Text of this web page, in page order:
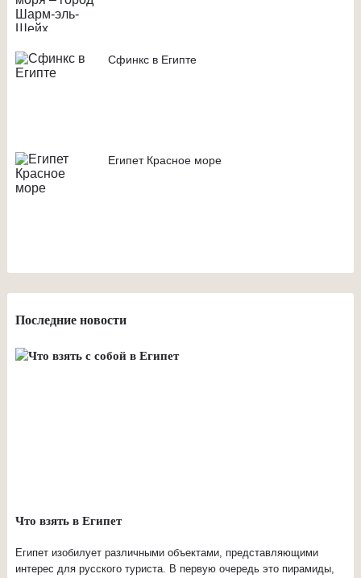
Сфинкс в Египте
Египет Красное море
Последние новости
Что взять в Египет
Египет изобилует различными объектами, представляющими
интерес для русского туриста. В первую очередь это пирамиды,